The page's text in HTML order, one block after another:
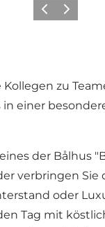
ZurückWeiter
Kollegen zu
einer
der Bålhus
verbringen Sie
oder
Tag mit